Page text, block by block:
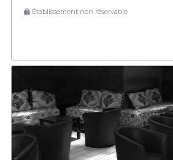
Établissement non réservable